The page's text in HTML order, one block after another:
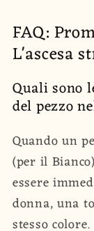
FAQ:
L'ascesa
Quali sono
del pezzo
Quando un
(per il
essere
donna, una
stesso